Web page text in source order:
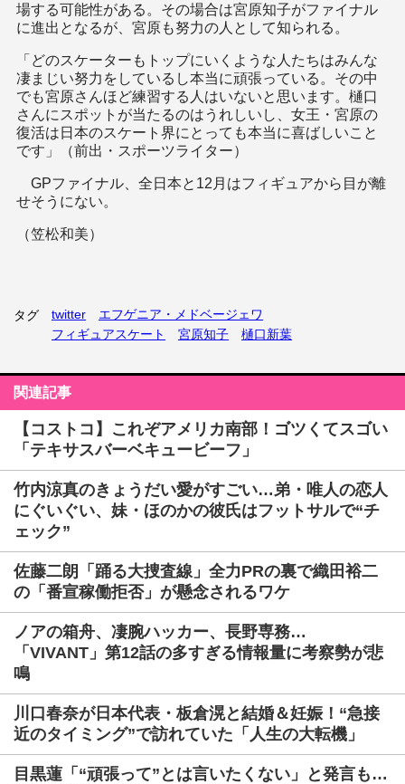
場する可能性がある。その場合は宮原知子がファイナル
に進出となるが、宮原も努力の人として知られる。
「どのスケーターもトップにいくような人たちはみんな
凄まじい努力をしているし本当に頑張っている。その中
でも宮原さんほど練習する人はいないと思います。樋口
さんにスポットが当たるのはうれしいし、女王・宮原の
復活は日本のスケート界にとっても本当に喜ばしいこと
です」（前出・スポーツライター）
GPファイナル、全日本と12月はフィギュアから目が離
せそうにない。
（笠松和美）
タグ twitter
エフゲニア・メドベージェワ
フィギュアスケート
宮原知子 樋口新葉
関連記事
【コストコ】これぞアメリカ南部！ゴツくてスゴい
「テキサスバーベキュービーフ」
竹内涼真のきょうだい愛がすごい…弟・唯人の恋人
にぐいぐい、妹・ほのかの彼氏はフットサルで“チ
ェック”
佐藤二朗「踊る大捜査線」全力PRの裏で織田裕二
の「番宣稼働拒否」が懸念されるワケ
ノアの箱舟、凄腕ハッカー、長野専務…
「VIVANT」第12話の多すぎる情報量に考察勢が悲
鳴
川口春奈が日本代表・板倉滉と結婚＆妊娠！“急接
近のタイミング”で訪れていた「人生の大転機」
目黒蓮「“頑張って”とは言いたくない」と発言も…